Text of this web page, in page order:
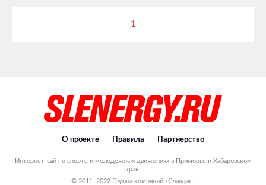
1
О проекте Правила Партнерство
Интернет-сайт о спорте и молодежных движениях в Приморье и Хабаровском
крае.
© 2011–2022 Группа компаний «Славда».